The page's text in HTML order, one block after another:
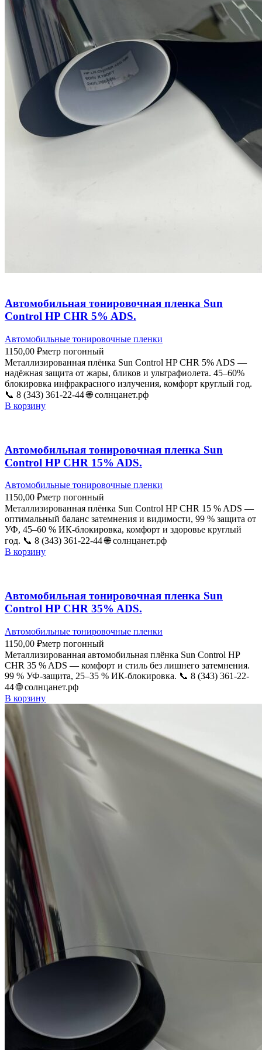
Автомобильная тонировочная пленка Sun
Control HP CHR 5% ADS.
Автомобильные тонировочные пленки
1150,00 ₽метр погонный
Металлизированная плёнка Sun Control HP CHR 5% ADS —
надёжная защита от жары, бликов и ультрафиолета. 45–60%
блокировка инфракрасного излучения, комфорт круглый год.
📞 8 (343) 361-22-44 🌐 солнцанет.рф
В корзину
Автомобильная тонировочная пленка Sun
Control HP CHR 15% ADS.
Автомобильные тонировочные пленки
1150,00 ₽метр погонный
Металлизированная плёнка Sun Control HP CHR 15 % ADS —
оптимальный баланс затемнения и видимости, 99 % защита от
УФ, 45–60 % ИК-блокировка, комфорт и здоровье круглый
год. 📞 8 (343) 361-22-44 🌐 солнцанет.рф
В корзину
Автомобильная тонировочная пленка Sun
Control HP CHR 35% ADS.
Автомобильные тонировочные пленки
1150,00 ₽метр погонный
Металлизированная автомобильная плёнка Sun Control HP
CHR 35 % ADS — комфорт и стиль без лишнего затемнения.
99 % УФ-защита, 25–35 % ИК-блокировка. 📞 8 (343) 361-22-
44 🌐 солнцанет.рф
В корзину